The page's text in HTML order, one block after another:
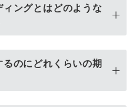
ングとはどのような
のにどれくらいの期